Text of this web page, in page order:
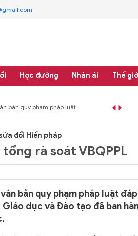
Học đường Nhân ái Thế
#Thực học - Thực nghiệp #Tổng rà soát
đổi Hiến pháp
rà soát VBQPPL
bản quy phạm pháp luật đáp
dục và Đào tạo đã ban